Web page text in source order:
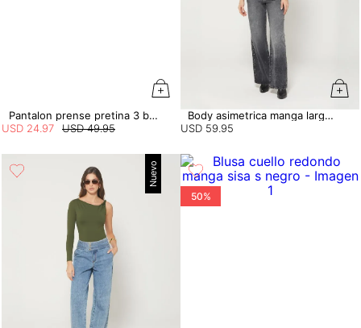
Pantalon prense pretina 3 botones
USD 49.95
USD 24 97
Body asimetrica manga larga con entorche
USD 59.95
Nuevo
50%